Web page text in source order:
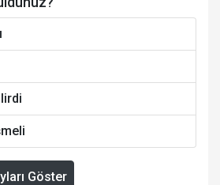
Göster